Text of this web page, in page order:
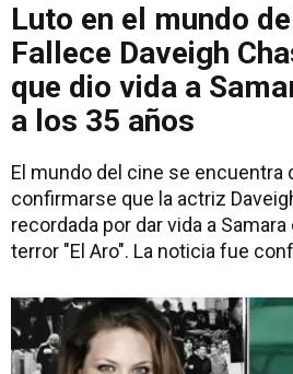
Luto en el mundo
Fallece Daveigh
que dio vida a
a los 35 años
El mundo del cine se encuentra
confirmarse que la actriz
recordada por dar vida a
terror "El Aro". La noticia fue